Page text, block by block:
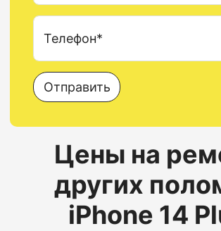
Телефон*
Отправить
Цены на
других
iPhone 14